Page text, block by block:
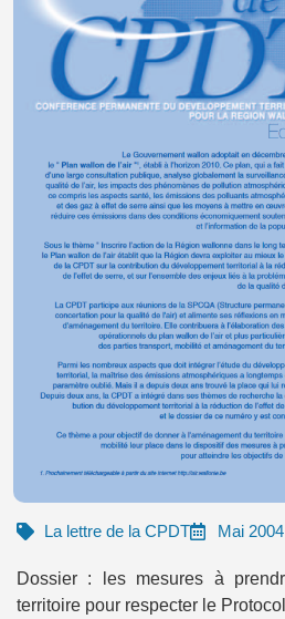
La lettre de la CPDT Mai 2004
Dossier : les mesures à
territoire pour respecter le